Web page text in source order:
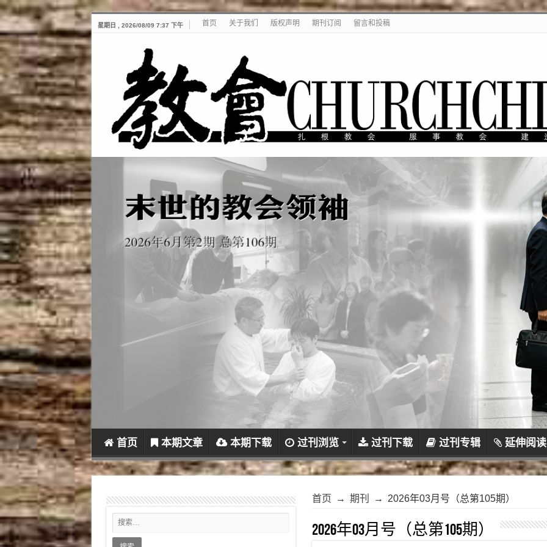
星期日 , 2026/08/09 7:37 下午 首页 关于我们 版权声明 期刊订阅 留言和投稿
首页 本期文章 本期下载 过刊浏览 过刊下载 过刊专辑 延伸阅读
首页 → 期刊 → 2026年03月号（总第105期）
2026年03月号（总第105期）